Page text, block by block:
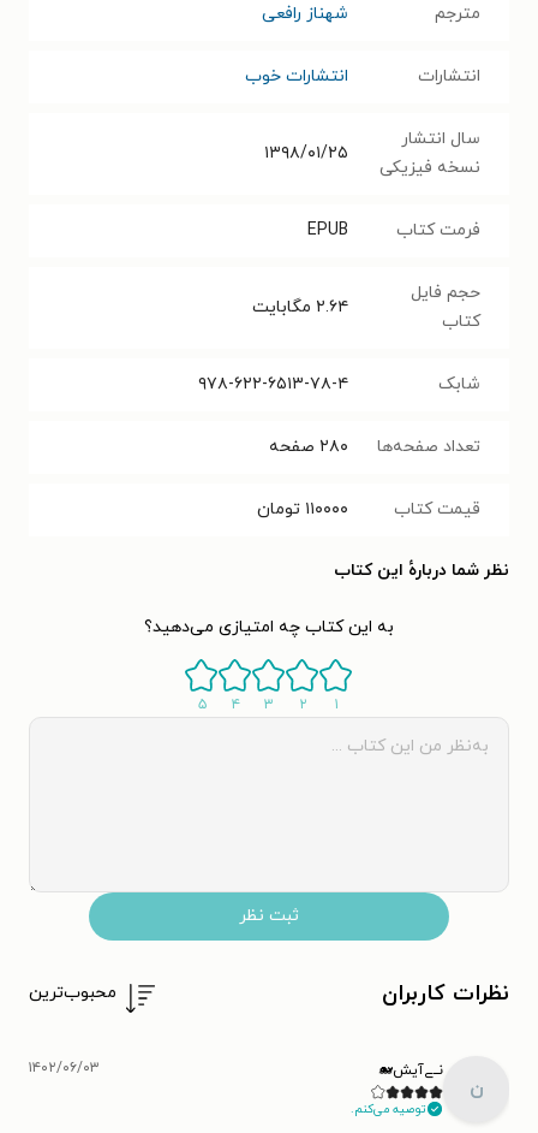
مترجم شهناز رافعی
انتشارات انتشارات خوب
سال انتشار
نسخه فیزیکی
۱۳۹۸/۰۱/۲۵
فرمت کتاب EPUB
حجم فایل
کتاب
۲.۶۴ مگابایت
شابک ۹۷۸-۶۲۲-۶۵۱۳-۷۸-۴
تعداد صفحه‌ها ۲۸۰ صفحه
قیمت کتاب ۱۱۰۰۰۰ تومان
نظر شما دربارهٔ این کتاب
به این کتاب چه امتیازی می‌دهید؟
۱ ۲ ۳ ۴ ۵
ثبت نظر
نظرات کاربران محبوب‌ترین
ن
نــے‌آیش🐋
توصیه می‌کنم.
۱۴۰۲/۰۶/۰۳